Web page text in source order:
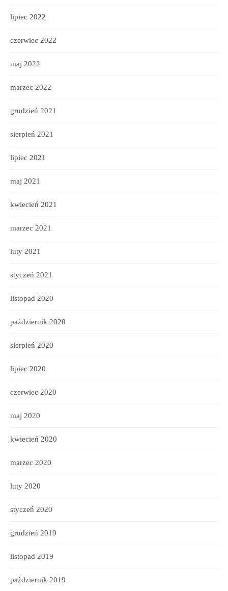
lipiec 2022
czerwiec 2022
maj 2022
marzec 2022
grudzień 2021
sierpień 2021
lipiec 2021
maj 2021
kwiecień 2021
marzec 2021
luty 2021
styczeń 2021
listopad 2020
październik 2020
sierpień 2020
lipiec 2020
czerwiec 2020
maj 2020
kwiecień 2020
marzec 2020
luty 2020
styczeń 2020
grudzień 2019
listopad 2019
październik 2019